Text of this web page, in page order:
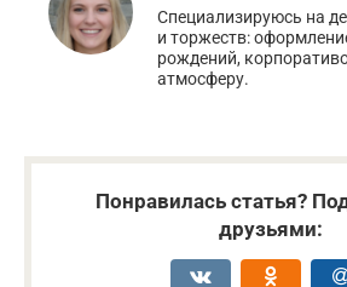
Специализируюсь на
и торжеств:
рождений,
атмосферу.
Понравилась статья?
друзьями: